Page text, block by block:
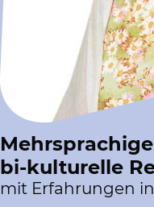
bi-kulturelle
mit Erfahrungen